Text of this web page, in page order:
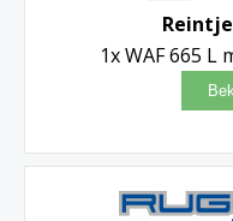
1x WAF 665 L